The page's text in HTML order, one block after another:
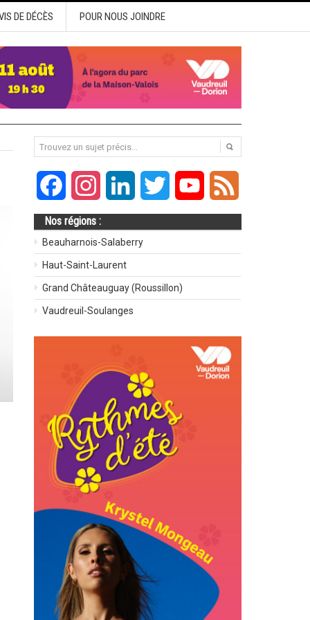
DE DÉCÈS POUR NOUS JOINDRE
FacebookInstagramLinkedIn Twitter YouTube
Nos régions :
Beauharnois-Salaberry
Haut-Saint-Laurent
Grand Châteauguay (Roussillon)
Vaudreuil-Soulanges